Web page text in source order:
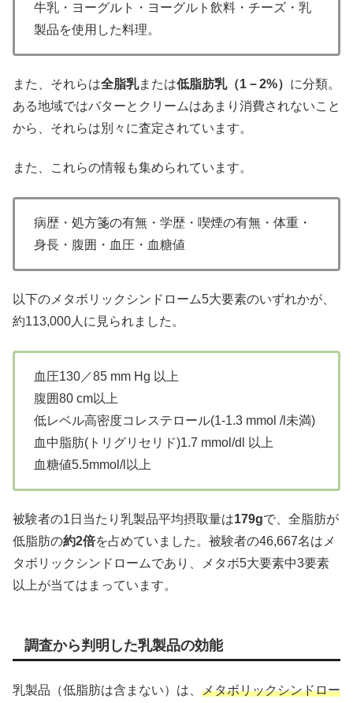
牛乳・ヨーグルト・ヨーグルト飲料・チーズ・乳
製品を使用した料理。
また、それらは全脂乳または低脂肪乳（1－2%） に分類。
ある地域ではバターとクリームはあまり消費されないこと
から、それらは別々に査定されています。
また、これらの情報も集められています。
病歴・処方箋の有無・学歴・喫煙の有無・体重・
身長・腹囲・血圧・血糖値
以下のメタボリックシンドローム5大要素のいずれかが、
約113,000人に見られました。
血圧130／85 mm Hg 以上
腹囲80 cm以上
低レベル高密度コレステロール(1-1.3 mmol /l未満)
血中脂肪(トリグリセリド)1.7 mmol/dl 以上
血糖値5.5mmol/l以上
被験者の1日当たり乳製品平均摂取量は179gで、全脂肪が
低脂肪の約2倍を占めていました。被験者の46,667名はメ
タボリックシンドロームであり、メタボ5大要素中3要素
以上が当てはまっています。
調査から判明した乳製品の効能
乳製品（低脂肪は含まない）は、 メタボリックシンドロー